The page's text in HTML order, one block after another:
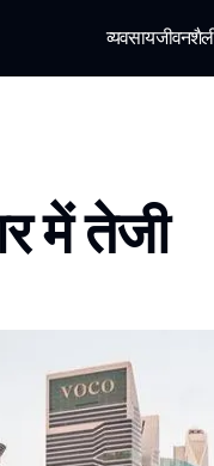
व्यवसाय
में तेजी